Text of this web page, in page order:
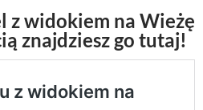
z widokiem na Wieżę
znajdziesz go tutaj!